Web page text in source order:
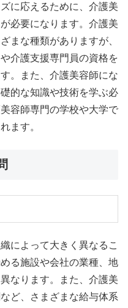
に応えるために、介護美
必要になります。介護美
まな種類がありますが、
介護支援専門員の資格を
。また、介護美容師にな
的な知識や技術を学ぶ必
容師専門の学校や大学で
ます。
によって大きく異なるこ
る施設や会社の業種、地
なります。また、介護美
ど、さまざまな給与体系